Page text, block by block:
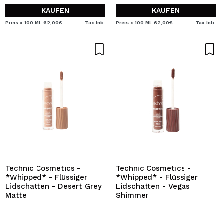
KAUFEN
Preis x 100 Ml: 62,00€ Tax Inb.
KAUFEN
Preis x 100 Ml: 62,00€ Tax Inb.
Technic Cosmetics -
*Whipped* - Flüssiger
Lidschatten - Desert Grey
Matte
Technic Cosmetics -
*Whipped* - Flüssiger
Lidschatten - Vegas
Shimmer